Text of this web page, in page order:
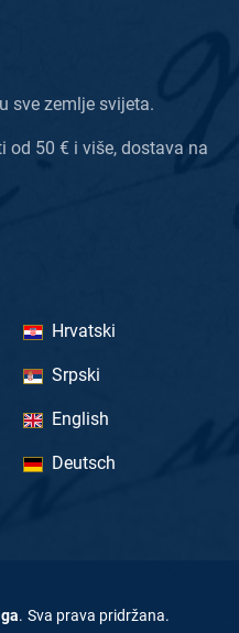
sve zemlje svijeta.
od 50 € i više, dostava na
Hrvatski
Srpski
English
Deutsch
. Sva prava pridržana.